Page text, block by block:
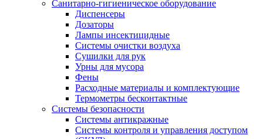
Санитарно-гигиеническое оборудование
Диспенсеры
Дозаторы
Лампы инсектицидные
Системы очистки воздуха
Сушилки для рук
Урны для мусора
Фены
Расходные материалы и комплектующие
Термометры бесконтактные
Системы безопасности
Системы антикражные
Системы контроля и управления доступом